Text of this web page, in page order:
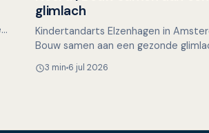
glimlach
Kindertandarts Elzenhagen in
Bouw samen aan een gezonde
spannend te zijn…
3 min 6 jul 2026